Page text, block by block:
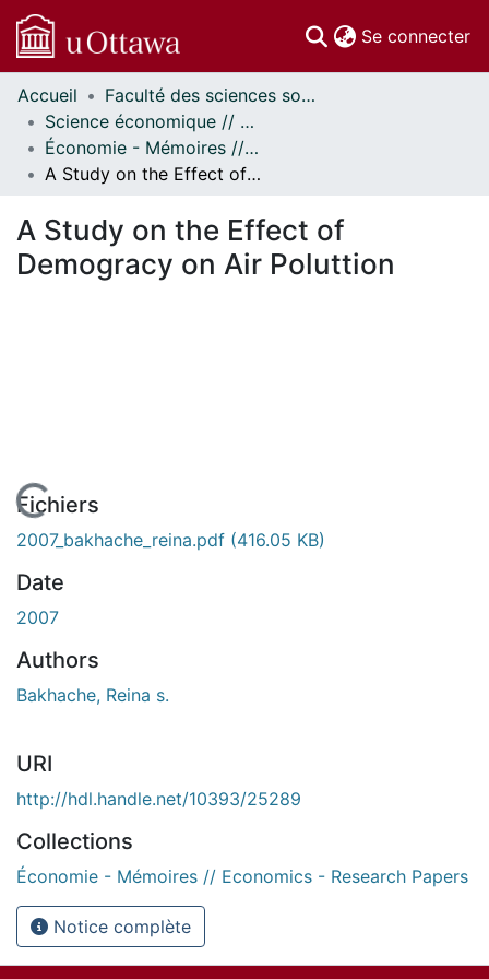
Se connecter
Communautés
et collections
Parcourir
Statistiques
À propos
Accueil
Faculté des sciences sociales // Faculty of Social Sciences
Science économique // Economics
Économie - Mémoires // Economics - Research Papers
A Study on the Effect of Demogracy on Air Poluttion
A Study on the Effect of
Demogracy on Air Poluttion
En cours de chargement...
Fichiers
2007_bakhache_reina.pdf (416.05 KB)
Date
2007
Authors
Bakhache, Reina s.
URI
http://hdl.handle.net/10393/25289
Collections
Économie - Mémoires // Economics - Research Papers
Notice complète